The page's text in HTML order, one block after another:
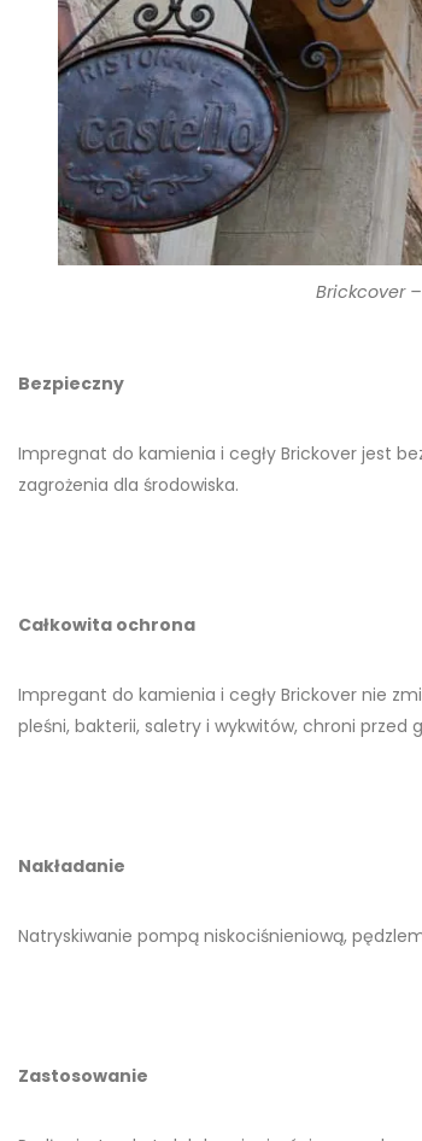
Brickcover
Bezpieczny
Impregnat do kamienia i cegły Brickover jest
zagrożenia dla środowiska.
Całkowita ochrona
Impregant do kamienia i cegły Brickover nie
pleśni, bakterii, saletry i wykwitów, chroni
Nakładanie
Natryskiwanie pompą niskociśnieniową,
Zastosowanie